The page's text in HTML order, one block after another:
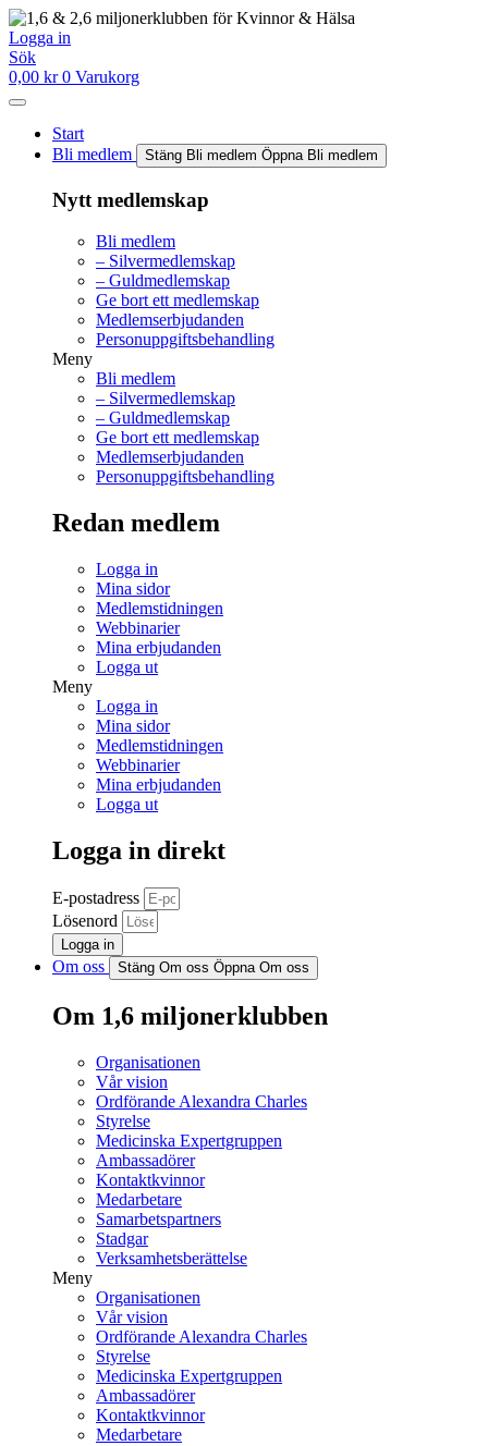
Hoppa
till
innehåll
Logga in
Sök
0,00 kr 0 Varukorg
Start
Bli medlem
Stäng Bli medlem Öppna Bli medlem
Nytt medlemskap
Bli medlem
– Silvermedlemskap
– Guldmedlemskap
Ge bort ett medlemskap
Medlemserbjudanden
Personuppgiftsbehandling
Meny
Bli medlem
– Silvermedlemskap
– Guldmedlemskap
Ge bort ett medlemskap
Medlemserbjudanden
Personuppgiftsbehandling
Redan medlem
Logga in
Mina sidor
Medlemstidningen
Webbinarier
Mina erbjudanden
Logga ut
Meny
Logga in
Mina sidor
Medlemstidningen
Webbinarier
Mina erbjudanden
Logga ut
Logga in direkt
E-postadress
Lösenord
Logga in
Om oss Stäng Om oss Öppna Om oss
Om 1,6 miljonerklubben
Organisationen
Vår vision
Ordförande Alexandra Charles
Styrelse
Medicinska Expertgruppen
Ambassadörer
Kontaktkvinnor
Medarbetare
Samarbetspartners
Stadgar
Verksamhetsberättelse
Meny
Organisationen
Vår vision
Ordförande Alexandra Charles
Styrelse
Medicinska Expertgruppen
Ambassadörer
Kontaktkvinnor
Medarbetare